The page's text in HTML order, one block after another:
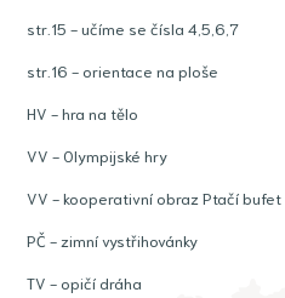
str.15 - učíme se čísla 4,5,6,7
str.16 - orientace na ploše
HV - hra na tělo
VV - Olympijské hry
VV - kooperativní obraz Ptačí bufet
PČ - zimní vystřihovánky
TV - opičí dráha